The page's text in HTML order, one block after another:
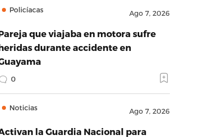
Policíacas Ago 7, 2026
que viajaba en motora sufre
durante accidente en
0
Noticias Ago 7, 2026
la Guardia Nacional para